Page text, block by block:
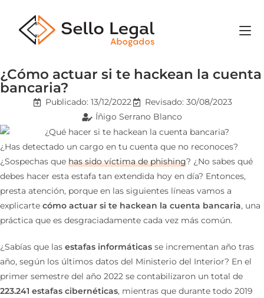
¿Cómo actuar si te hackean la cuenta
bancaria?
Publicado: 13/12/2022
Revisado: 30/08/2023
Íñigo Serrano Blanco
¿Has detectado un cargo en tu cuenta que no reconoces?
¿Sospechas que has sido víctima de phishing? ¿No sabes qué
debes hacer esta estafa tan extendida hoy en día? Entonces,
presta atención, porque en las siguientes líneas vamos a
explicarte cómo actuar si te hackean la cuenta bancaria, una
práctica que es desgraciadamente cada vez más común.
¿Sabías que las estafas informáticas se incrementan año tras
año, según los últimos datos del Ministerio del Interior? En el
primer semestre del año 2022 se contabilizaron un total de
223.241 estafas cibernéticas, mientras que durante todo 2019